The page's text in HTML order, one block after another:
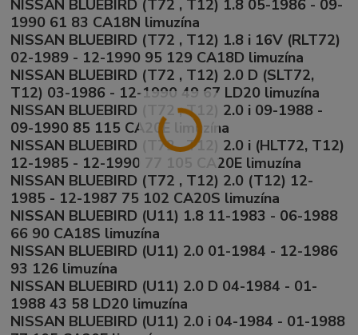
NISSAN BLUEBIRD (T72 , T12) 1.8 05-1986 - 09-
1990 61 83 CA18N limuzína
NISSAN BLUEBIRD (T72 , T12) 1.8 i 16V (RLT72)
02-1989 - 12-1990 95 129 CA18D limuzína
NISSAN BLUEBIRD (T72 , T12) 2.0 D (SLT72,
T12) 03-1986 - 12-1990 49 67 LD20 limuzína
NISSAN BLUEBIRD (T72 , T12) 2.0 i 09-1988 -
09-1990 85 115 CA20E limuzína
NISSAN BLUEBIRD (T72 , T12) 2.0 i (HLT72, T12)
12-1985 - 12-1990 77 105 CA20E limuzína
NISSAN BLUEBIRD (T72 , T12) 2.0 (T12) 12-
1985 - 12-1987 75 102 CA20S limuzína
NISSAN BLUEBIRD (U11) 1.8 11-1983 - 06-1988
66 90 CA18S limuzína
NISSAN BLUEBIRD (U11) 2.0 01-1984 - 12-1986
93 126 limuzína
NISSAN BLUEBIRD (U11) 2.0 D 04-1984 - 01-
1988 43 58 LD20 limuzína
NISSAN BLUEBIRD (U11) 2.0 i 04-1984 - 01-1988